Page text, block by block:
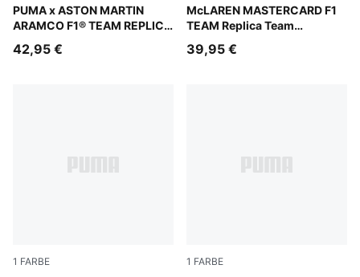
PUMA x ASTON MARTIN
ARAMCO F1® TEAM REPLICA
Teenager
Green Lux
42,95 €
McLAREN MASTERCARD F1
TEAM Replica Team
Papaya
39,95 €
1 FARBE 1 FARBE